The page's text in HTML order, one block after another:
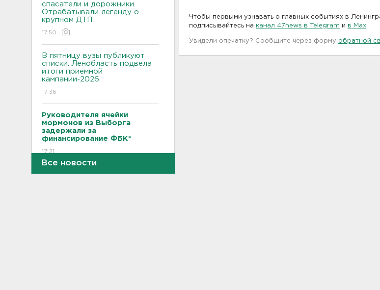
спасатели и дорожники.
Отрабатывали легенду о
крупном ДТП
17:50
В пятницу вузы публикуют
списки. Ленобласть подвела
итоги приемной
кампании-2026
17:36
Руководителя ячейки
мормонов из Выборга
задержали за
финансирование ФБК*
17:21
В Сестрорецке бабахнуло в
Все новости
Чтобы первыми узнавать о главных событиях в
подписывайтесь на канал 47news в Telegram и в Maх
Увидели опечатку? Сообщите через форму обратной